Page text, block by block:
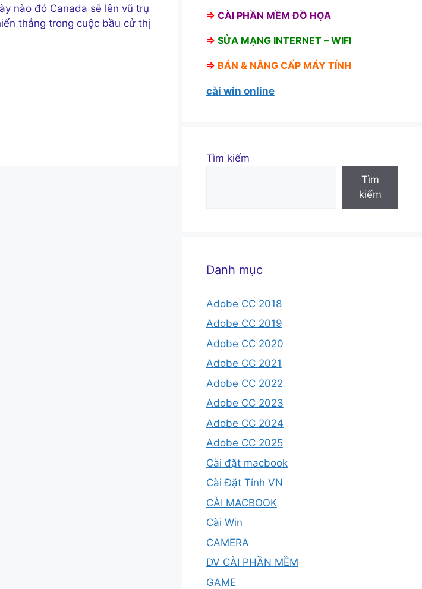
nào đó Canada sẽ lên vũ trụ
thắng trong cuộc bầu cử thị
⇒ CÀI PHẦN MỀM ĐỒ HỌA
⇒ SỬA MẠNG INTERNET – WIFI
⇒ BÁN & NÂNG CẤP MÁY TÍNH
cài win online
Tìm kiếm
Tìm
kiếm
Danh mục
Adobe CC 2018
Adobe CC 2019
Adobe CC 2020
Adobe CC 2021
Adobe CC 2022
Adobe CC 2023
Adobe CC 2024
Adobe CC 2025
Cài đặt macbook
Cài Đặt Tỉnh VN
CÀI MACBOOK
Cài Win
CAMERA
DV CÀI PHẦN MỀM
GAME